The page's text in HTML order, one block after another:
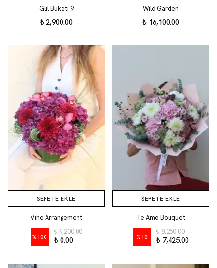
Gül Buketi 9
₺ 2,900.00
Wild Garden
₺ 16,100.00
SEPETE EKLE
Vine Arrangement
%100
₺ 9,200.00
₺ 0.00
SEPETE EKLE
Te Amo Bouquet
%10
₺ 8,250.00
₺ 7,425.00